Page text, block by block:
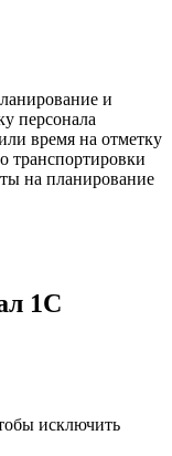
и
персонала
время на отметку
транспортировки
на планирование
1С
исключить